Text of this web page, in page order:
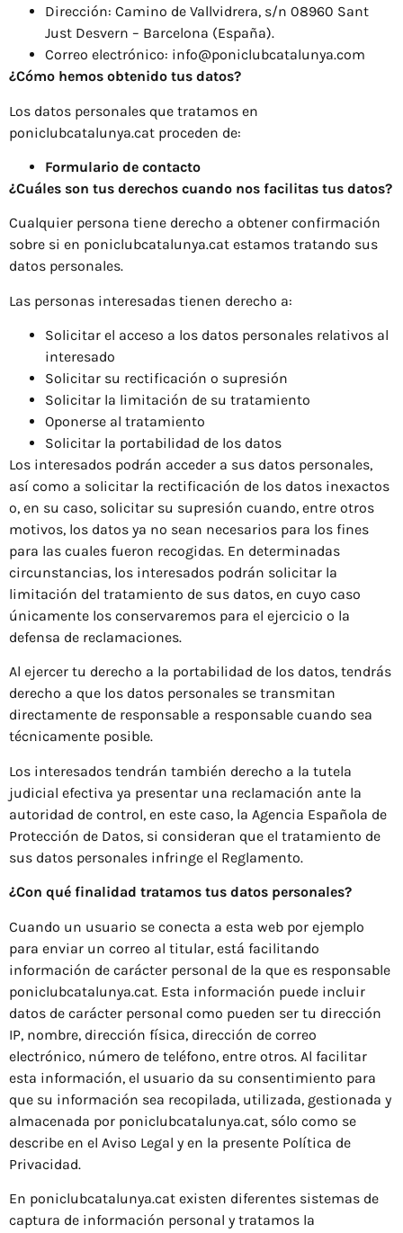
Dirección: Camino de Vallvidrera, s/n 08960 Sant
Just Desvern – Barcelona (España).
Correo electrónico: info@poniclubcatalunya.com
¿Cómo hemos obtenido tus datos?
Los datos personales que tratamos en
poniclubcatalunya.cat proceden de:
Formulario de contacto
¿Cuáles son tus derechos cuando nos facilitas tus datos?
Cualquier persona tiene derecho a obtener confirmación
sobre si en poniclubcatalunya.cat estamos tratando sus
datos personales.
Las personas interesadas tienen derecho a:
Solicitar el acceso a los datos personales relativos al
interesado
Solicitar su rectificación o supresión
Solicitar la limitación de su tratamiento
Oponerse al tratamiento
Solicitar la portabilidad de los datos
Los interesados ​​podrán acceder a sus datos personales,
así como a solicitar la rectificación de los datos inexactos
o, en su caso, solicitar su supresión cuando, entre otros
motivos, los datos ya no sean necesarios para los fines
para las cuales fueron recogidas. En determinadas
circunstancias, los interesados ​​podrán solicitar la
limitación del tratamiento de sus datos, en cuyo caso
únicamente los conservaremos para el ejercicio o la
defensa de reclamaciones.
Al ejercer tu derecho a la portabilidad de los datos, tendrás
derecho a que los datos personales se transmitan
directamente de responsable a responsable cuando sea
técnicamente posible.
Los interesados ​​tendrán también derecho a la tutela
judicial efectiva ya presentar una reclamación ante la
autoridad de control, en este caso, la Agencia Española de
Protección de Datos, si consideran que el tratamiento de
sus datos personales infringe el Reglamento.
¿Con qué finalidad tratamos tus datos personales?
Cuando un usuario se conecta a esta web por ejemplo
para enviar un correo al titular, está facilitando
información de carácter personal de la que es responsable
poniclubcatalunya.cat. Esta información puede incluir
datos de carácter personal como pueden ser tu dirección
IP, nombre, dirección física, dirección de correo
electrónico, número de teléfono, entre otros. Al facilitar
esta información, el usuario da su consentimiento para
que su información sea recopilada, utilizada, gestionada y
almacenada por poniclubcatalunya.cat, sólo como se
describe en el Aviso Legal y en la presente Política de
Privacidad.
En poniclubcatalunya.cat existen diferentes sistemas de
captura de información personal y tratamos la